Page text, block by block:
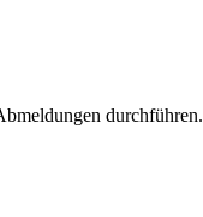
durchführen.